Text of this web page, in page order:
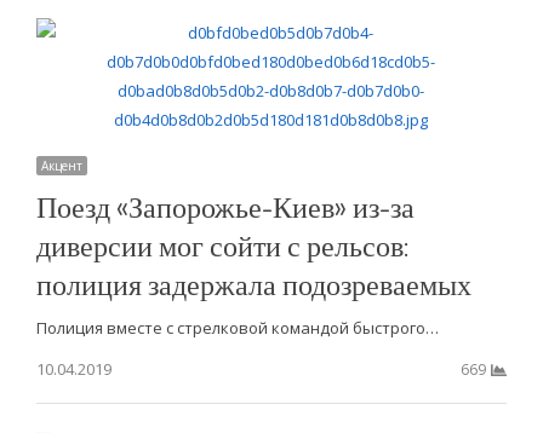
Акцент
Поезд «Запорожье-Киев» из-за
диверсии мог сойти с рельсов:
полиция задержала подозреваемых
Полиция вместе с стрелковой командой быстрого…
10.04.2019
669